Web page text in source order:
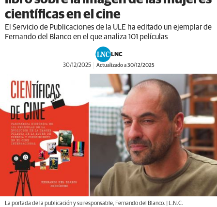
científicas en el cine
El Servicio de Publicaciones de la ULE ha editado un ejemplar de
Fernando del Blanco en el que analiza 101 películas
LNC
30/12/2025 Actualizado a 30/12/2025
La portada de la publicación y su responsable, Fernando del Blanco. | L.N.C.